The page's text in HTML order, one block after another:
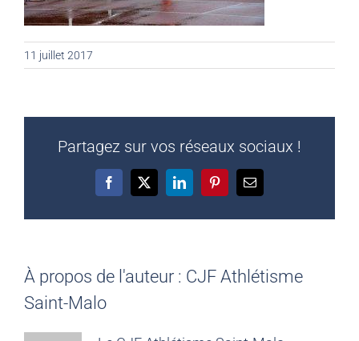
11 juillet 2017
Partagez sur vos réseaux sociaux !
Facebook
X LinkedInPinterestEmail
À propos de l'auteur : CJF Athlétisme
Saint-Malo